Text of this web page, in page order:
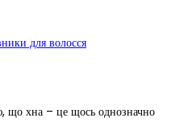
для волосся
що хна – це щось однозначно